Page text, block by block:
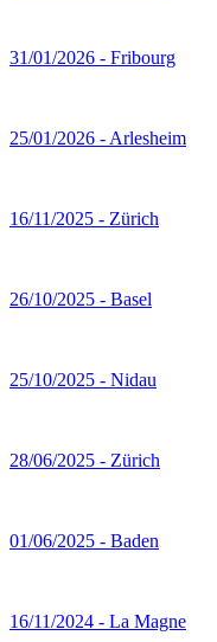
31/01/2026 - Fribourg
25/01/2026 - Arlesheim
16/11/2025 - Zürich
26/10/2025 - Basel
25/10/2025 - Nidau
28/06/2025 - Zürich
01/06/2025 - Baden
16/11/2024 - La Magne